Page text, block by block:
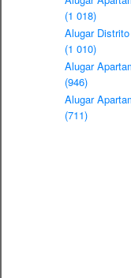
(1 018)
Alugar
(1 010)
Alugar
(946)
Alugar
(711)